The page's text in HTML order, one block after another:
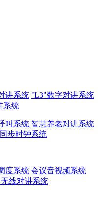
讲系统 "L3"数字对讲系统
系统
叫系统 智慧养老对讲系统
同步时钟系统
度系统 会议音视频系统
线对讲系统